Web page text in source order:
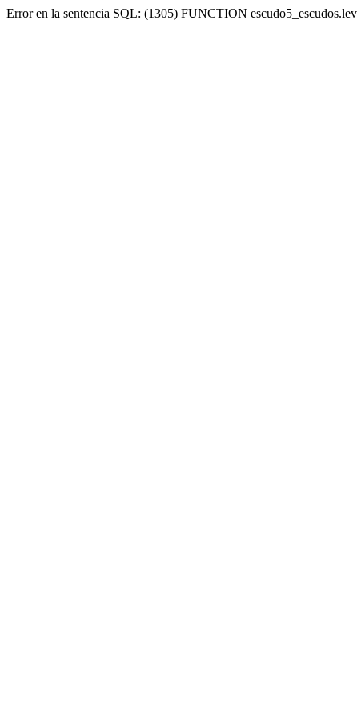
Error en la sentencia SQL: (1305) FUNCTION